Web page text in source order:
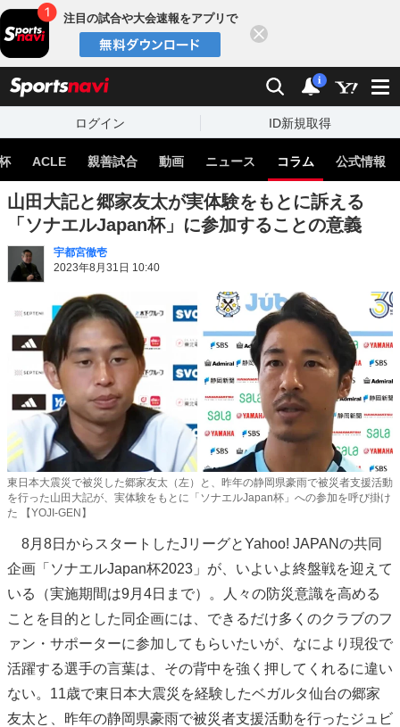
注目の試合や大会速報をアプリで
検索 通知
i
ログイン ID新規取得
ACLE 親善試合 動画 ニュース コラム 公式情報
山田大記と郷家友太が実体験をもとに訴える
「ソナエルJapan杯」に参加することの意義
宇都宮徹壱
2023年8月31日 10:40
東日本大震災で被災した郷家友太（左）と、昨年の静岡県豪雨で被災者支援活動
を行った山田大記が、実体験をもとに「ソナエルJapan杯」への参加を呼び掛け
た 【YOJI-GEN】
8月8日からスタートしたJリーグとYahoo! JAPANの共同
企画「ソナエルJapan杯2023」が、いよいよ終盤戦を迎えて
いる（実施期間は9月4日まで）。人々の防災意識を高める
ことを目的とした同企画には、できるだけ多くのクラブのフ
ァン・サポーターに参加してもらいたいが、なにより現役で
活躍する選手の言葉は、その背中を強く押してくれるに違い
ない。11歳で東日本大震災を経験したベガルタ仙台の郷家
友太と、昨年の静岡県豪雨で被災者支援活動を行ったジュビ